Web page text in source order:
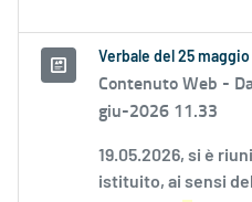
Verbale del 25
Contenuto Web -
giu-2026 11.33
19.05.2026, si è
istituito, ai sensi